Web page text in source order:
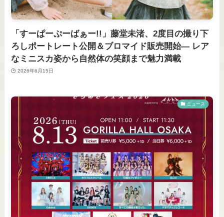
「すーぱーぷーばぁー!!」藤堂未渚、2度目の撮り下
ろしポートレート公開＆ブロマイド販売開始― レア
なミニスカ姿から自然体の笑顔まで魅力満載
2026年6月15日
ニュース